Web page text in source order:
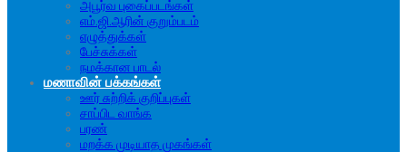
அபூர்வ புகைப்படங்கள்
எம்.ஜி.ஆரின் குறும்படம்
எழுத்துக்கள்
பேச்சுக்கள்
நமக்கான பாடல்
மணாவின் பக்கங்கள்
ஊர் சுற்றிக் குறிப்புகள்
சாப்பிட வாங்க
பரண்
மறக்க முடியாத முகங்கள்